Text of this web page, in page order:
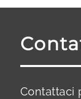
Contattaci